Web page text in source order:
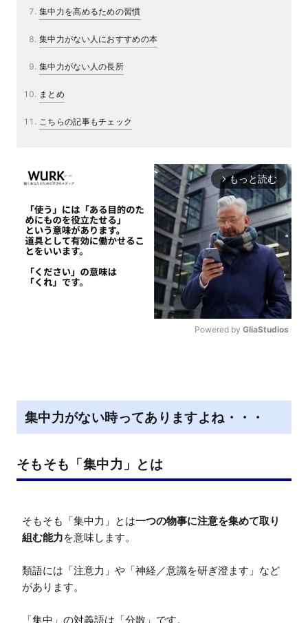
集中力を高めるための習慣
集中力がない人におすすめの本
集中力がない人の長所
まとめ
こちらの記事もチェック
arrow_forward_ios もっと読む
Powered by GliaStudios
集中力がない時ってありますよね・・・
そもそも「集中力」とは
そもそも「集中力」とは一つの物事に注意を集めて取り
組む能力を意味します。
類語には「注意力」や「神経／意識を研ぎ澄ます」など
があります。